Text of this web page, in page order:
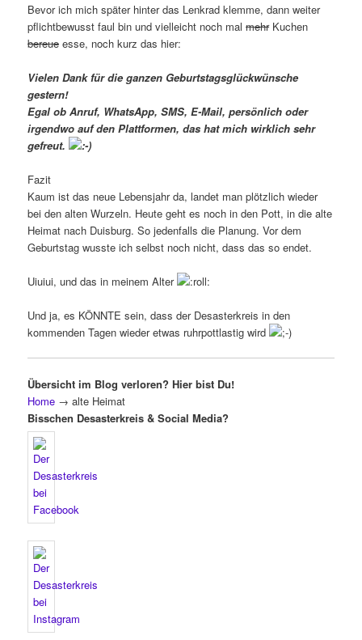
Bevor ich mich später hinter das Lenkrad klemme, dann weiter
pflichtbewusst faul bin und vielleicht noch malmehrKuchen
bereue esse, noch kurz das hier:
Vielen Dank für die ganzen Geburtstagsglückwünsche
gestern!
Egal ob Anruf, WhatsApp, SMS, E-Mail, persönlich oder
irgendwo auf den Plattformen, das hat mich wirklich sehr
gefreut.
Fazit
Kaum ist das neue Lebensjahr da, landet man plötzlich wieder
bei den alten Wurzeln. Heute geht es noch in den Pott, in die alte
Heimat nach Duisburg. So jedenfalls die Planung. Vor dem
Geburtstag wusste ich selbst noch nicht, dass das so endet.
Uiuiui, und das in meinem Alter
Und ja, es KÖNNTE sein, dass der Desasterkreis in den
kommenden Tagen wieder etwas ruhrpottlastig wird
Übersicht im Blog verloren? Hier bist Du!
Home → alte Heimat
Bisschen Desasterkreis & Social Media?